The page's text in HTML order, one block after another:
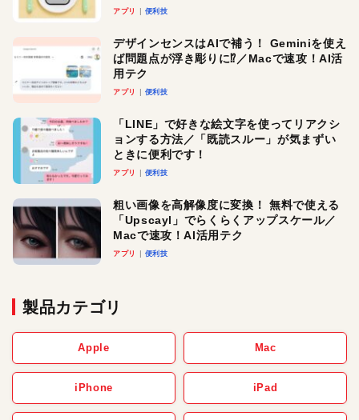
アプリ 便利技
デザインセンスはAIで補う！ Geminiを使え
ば問題点が浮き彫りに⁉︎／Macで速攻！AI活
用テク
アプリ 便利技
「LINE」で好きな絵文字を使ってリアクシ
ョンする方法／「既読スルー」が気まずい
ときに便利です！
アプリ 便利技
粗い画像を高解像度に変換！ 無料で使える
「Upscayl」でらくらくアップスケール／
Macで速攻！AI活用テク
アプリ 便利技
製品カテゴリ
Apple Mac
iPhone iPad